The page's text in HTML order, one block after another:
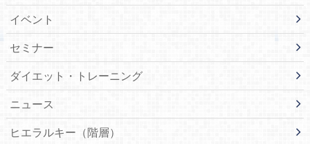
イベント
セミナー
ダイエット・トレーニング
ニュース
ヒエラルキー（階層）